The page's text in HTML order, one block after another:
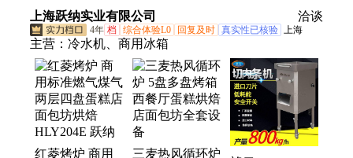
厅烘焙坊饼干披
萨烘焙炉
厅奶茶果汁三缸
饮料机
上海跃纳实业有限公司 洽谈
4年 档 综合体验L0 回复及时 真实性已核验 上海
主营： 冷水机、商用冰箱
红菱烤炉 商用
三麦热风循环炉